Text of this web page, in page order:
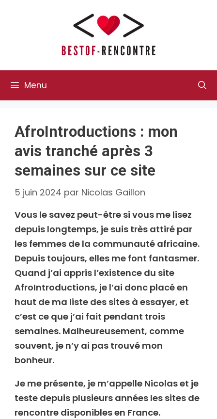
Menu
AfroIntroductions : mon
avis tranché après 3
semaines sur ce site
5 juin 2024 par Nicolas Gaillon
Vous le savez peut-être si vous me lisez
depuis longtemps, je suis très attiré par
les femmes de la communauté africaine.
Depuis toujours, elles me font fantasmer.
Quand j’ai appris l’existence du site
AfroIntroductions, je l’ai donc placé en
haut de ma liste des sites à essayer, et
c’est ce que j’ai fait pendant trois
semaines. Malheureusement, comme
souvent, je n’y ai pas trouvé mon
bonheur.
Je me présente, je m’appelle Nicolas et je
teste depuis plusieurs années les sites de
rencontre disponibles en France.